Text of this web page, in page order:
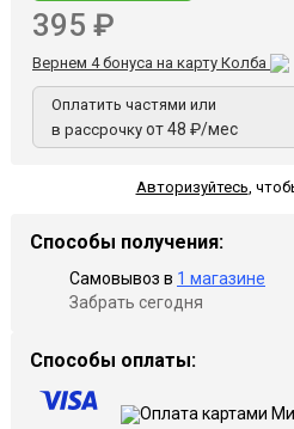
395 ₽
Вернем 4 бонуса на карту Колба
Оплатить частями или
в рассрочку от 48 ₽/мес
Авторизуйтесь
Способы получения:
Самовывоз в 1 магазине
Забрать сегодня
Способы оплаты: